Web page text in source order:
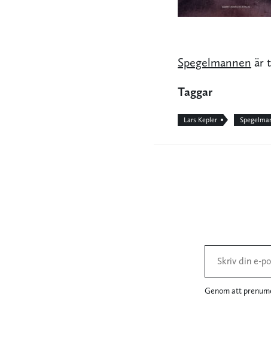
Spegelmannen är
Taggar
Lars Kepler
Genom att